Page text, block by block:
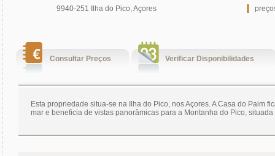
9940-251 Ilha do Pico, Açores
Consultar Preços Verificar Disponibilidades
Esta propriedade situa-se na Ilha do Pico, nos Açores. A Casa do Paim
mar e beneficia de vistas panorâmicas para a Montanha do Pico, situada